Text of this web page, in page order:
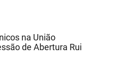
na União
de Abertura Rui